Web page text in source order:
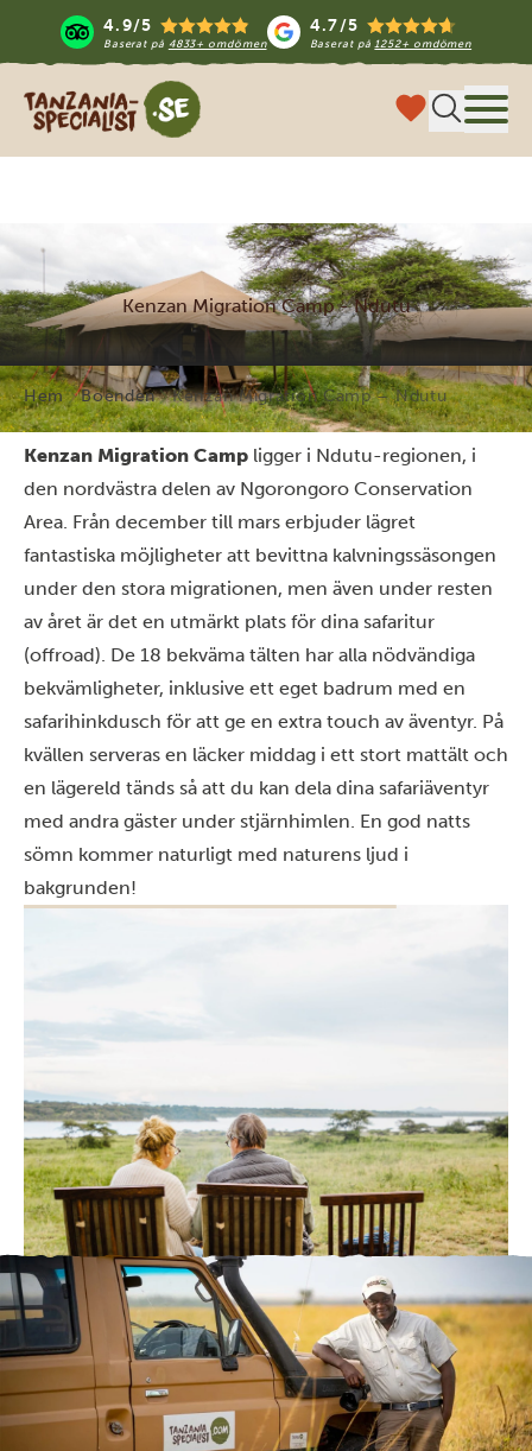
4.9/5
Baserat på 4833+ omdömen
4.7/5
Baserat på1252+ omdömen
Tanzania Specialist
Kenzan Migration Camp - Ndutu
Hem Boenden Kenzan Migration Camp – Ndutu
Kenzan Migration Camp ligger i Ndutu-regionen, i
den nordvästra delen av Ngorongoro Conservation
Area. Från december till mars erbjuder lägret
fantastiska möjligheter att bevittna kalvningssäsongen
under den stora migrationen, men även under resten
av året är det en utmärkt plats för dina safaritur
(offroad). De 18 bekväma tälten har alla nödvändiga
bekvämligheter, inklusive ett eget badrum med en
safarihinkdusch för att ge en extra touch av äventyr. På
kvällen serveras en läcker middag i ett stort mattält och
en lägereld tänds så att du kan dela dina safariäventyr
med andra gäster under stjärnhimlen. En god natts
sömn kommer naturligt med naturens ljud i
bakgrunden!